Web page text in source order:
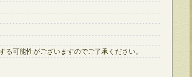
可能性がございますのでご了承ください。